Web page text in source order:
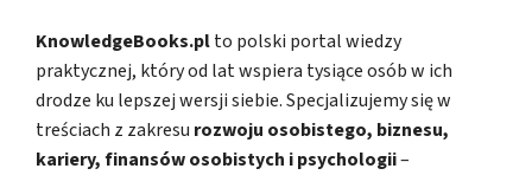
KnowledgeBooks.plto polski portal wiedzy
praktycznej, który od lat wspiera tysiące osób w ich
drodze ku lepszej wersji siebie. Specjalizujemy się w
treściach z zakresu rozwoju osobistego, biznesu,
kariery, finansów osobistych i psychologii–